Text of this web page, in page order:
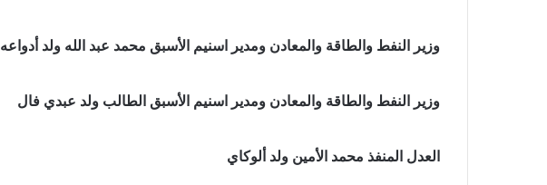
وزير النفط والطاقة والمعادن ومدير اسنيم الأسبق محمد عبد الله ولد أدواعه
وزير النفط والطاقة والمعادن ومدير اسنيم الأسبق الطالب ولد عبدي فال
العدل المنفذ محمد الأمين ولد ألوكاي